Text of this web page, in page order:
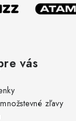
vás
zľavy